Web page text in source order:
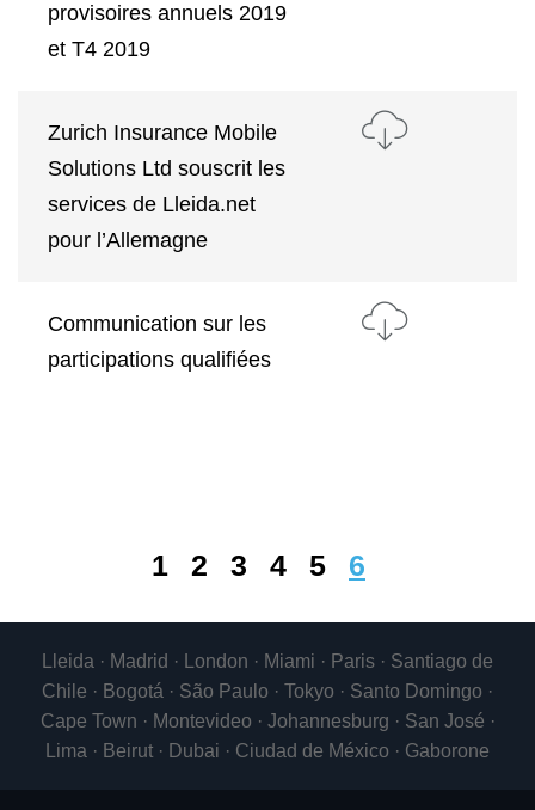
provisoires annuels 2019
et T4 2019
Zurich Insurance Mobile
Solutions Ltd souscrit les
services de Lleida.net
pour l’Allemagne
Communication sur les
participations qualifiées
1 2 3 4 5 6
Lleida · Madrid · London · Miami · Paris · Santiago de
Chile · Bogotá · São Paulo · Tokyo · Santo Domingo ·
Cape Town · Montevideo · Johannesburg · San José ·
Lima · Beirut · Dubai · Ciudad de México · Gaborone